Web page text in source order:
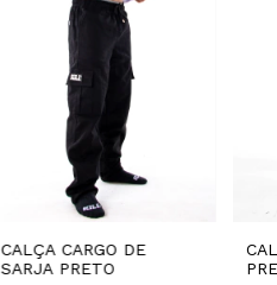
CALÇA CARGO DE
SARJA PRETO